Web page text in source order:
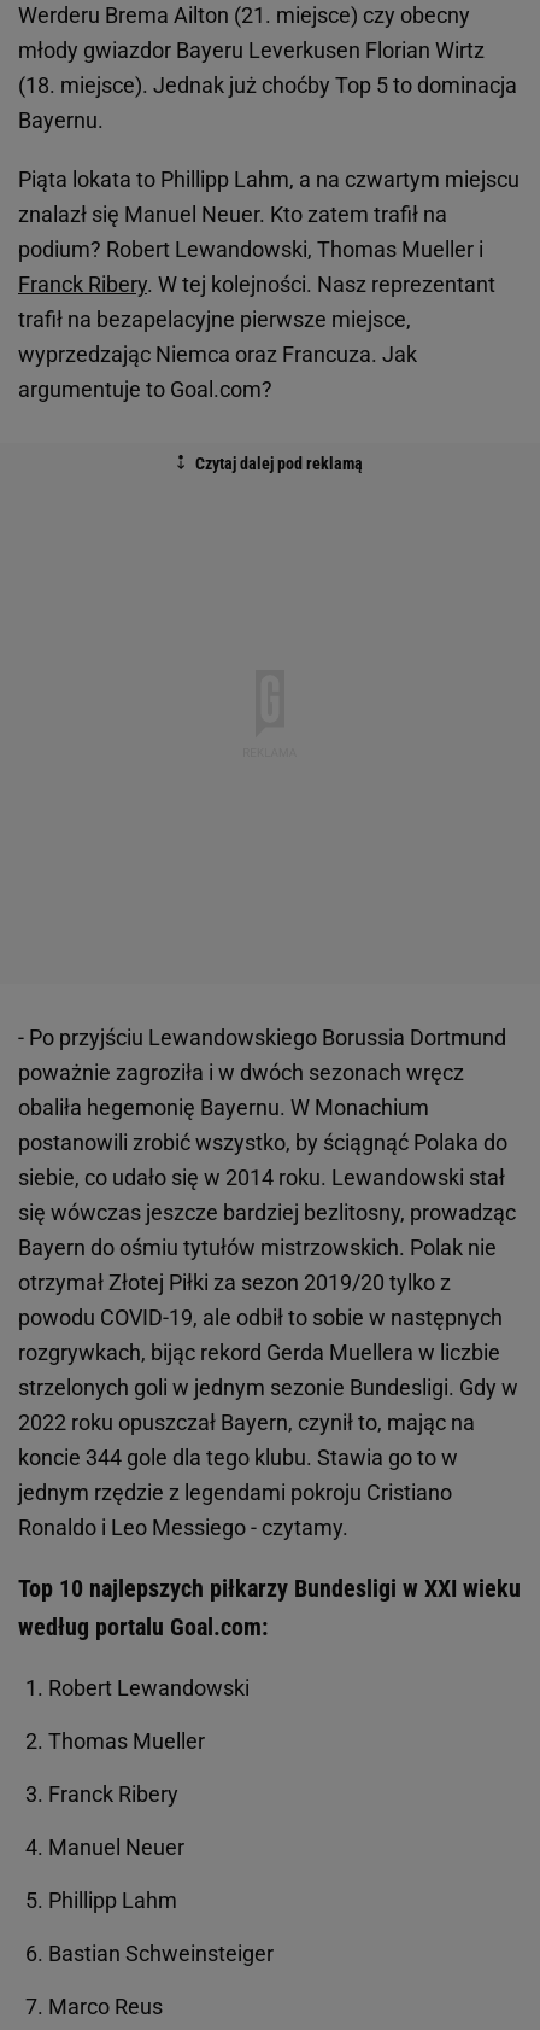
Werderu Brema Ailton (21. miejsce) czy obecny
młody gwiazdor Bayeru Leverkusen Florian Wirtz
(18. miejsce). Jednak już choćby Top 5 to dominacja
Bayernu.
Piąta lokata to Phillipp Lahm, a na czwartym miejscu
znalazł się Manuel Neuer. Kto zatem trafił na
podium? Robert Lewandowski, Thomas Mueller i
Franck Ribery. W tej kolejności. Nasz reprezentant
trafił na bezapelacyjne pierwsze miejsce,
wyprzedzając Niemca oraz Francuza. Jak
argumentuje to Goal.com?
- Po przyjściu Lewandowskiego Borussia Dortmund
poważnie zagroziła i w dwóch sezonach wręcz
obaliła hegemonię Bayernu. W Monachium
postanowili zrobić wszystko, by ściągnąć Polaka do
siebie, co udało się w 2014 roku. Lewandowski stał
się wówczas jeszcze bardziej bezlitosny, prowadząc
Bayern do ośmiu tytułów mistrzowskich. Polak nie
otrzymał Złotej Piłki za sezon 2019/20 tylko z
powodu COVID-19, ale odbił to sobie w następnych
rozgrywkach, bijąc rekord Gerda Muellera w liczbie
strzelonych goli w jednym sezonie Bundesligi. Gdy w
2022 roku opuszczał Bayern, czynił to, mając na
koncie 344 gole dla tego klubu. Stawia go to w
jednym rzędzie z legendami pokroju Cristiano
Ronaldo i Leo Messiego - czytamy.
Top 10 najlepszych piłkarzy Bundesligi w XXI wieku
według portalu Goal.com:
Robert Lewandowski
Thomas Mueller
Franck Ribery
Manuel Neuer
Phillipp Lahm
Bastian Schweinsteiger
Marco Reus